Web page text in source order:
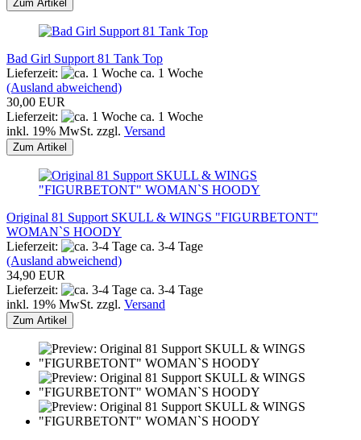
Zum Artikel
Bad Girl Support 81 Tank Top
Lieferzeit:
ca. 1 Woche
(Ausland abweichend)
30,00 EUR
Lieferzeit:
ca. 1 Woche
inkl. 19% MwSt. zzgl. Versand
Zum Artikel
Original 81 Support SKULL & WINGS "FIGURBETONT"
WOMAN`S HOODY
Lieferzeit:
ca. 3-4 Tage
(Ausland abweichend)
34,90 EUR
Lieferzeit:
ca. 3-4 Tage
inkl. 19% MwSt. zzgl. Versand
Zum Artikel